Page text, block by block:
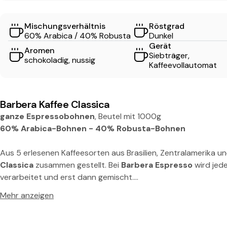
c
a
s
p
r
e
s
Mischungsverhältnis
60% Arabica / 40% Robusta
Röstgrad
Dunkel
Aromen
schokoladig, nussig
Gerät
Siebträger,
Kaffeevollautomat
Barbera Kaffee Classica
ganze Espressobohnen, Beutel mit 1000g
60% Arabica-Bohnen - 40% Robusta-Bohnen
Aus 5 erlesenen Kaffeesorten aus Brasilien, Zentralamerika
Classica zusammen gestellt. Bei Barbera Espresso wird
verarbeitet und erst dann gemischt.
So entstehen die magischen Mischungen des Kaffeezauberes.
Mehr anzeigen